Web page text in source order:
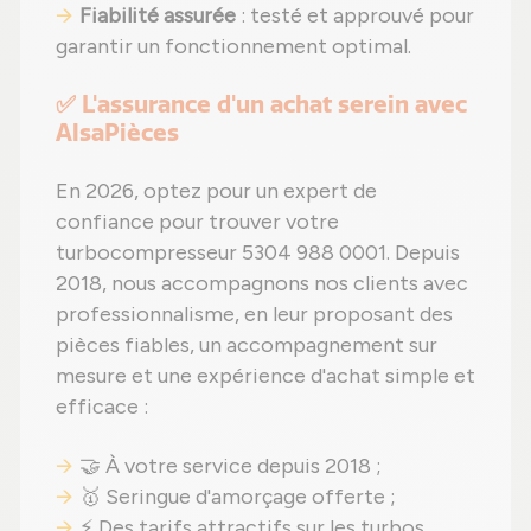
Fiabilité assurée : testé et approuvé pour
garantir un fonctionnement optimal.
✅ L'assurance d'un achat serein avec
AlsaPièces
En 2026, optez pour un expert de
confiance pour trouver votre
turbocompresseur 5304 988 0001. Depuis
2018, nous accompagnons nos clients avec
professionnalisme, en leur proposant des
pièces fiables, un accompagnement sur
mesure et une expérience d'achat simple et
efficace :
🤝 À votre service depuis 2018 ;
🥇 Seringue d'amorçage offerte ;